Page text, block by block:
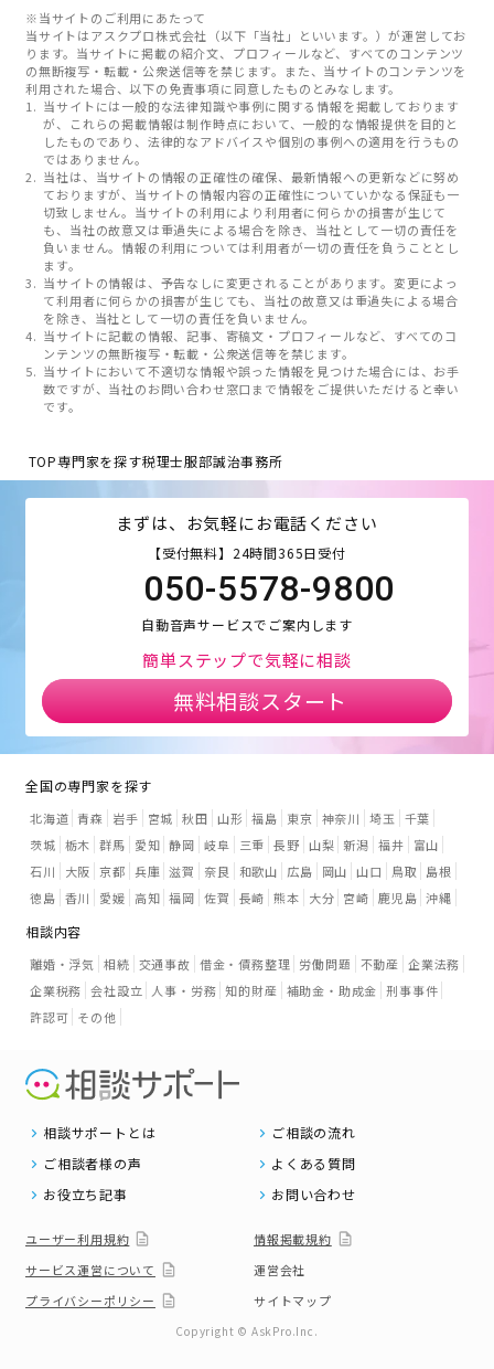
※当サイトのご利用にあたって
当サイトはアスクプロ株式会社（以下「当社」といいます。）が運営してお
ります。当サイトに掲載の紹介文、プロフィールなど、すべてのコンテンツ
の無断複写・転載・公衆送信等を禁じます。また、当サイトのコンテンツを
利用された場合、以下の免責事項に同意したものとみなします。
当サイトには一般的な法律知識や事例に関する情報を掲載しております
が、これらの掲載情報は制作時点において、一般的な情報提供を目的と
したものであり、法律的なアドバイスや個別の事例への適用を行うもの
ではありません。
当社は、当サイトの情報の正確性の確保、最新情報への更新などに努め
ておりますが、当サイトの情報内容の正確性についていかなる保証も一
切致しません。当サイトの利用により利用者に何らかの損害が生じて
も、当社の故意又は重過失による場合を除き、当社として一切の責任を
負いません。情報の利用については利用者が一切の責任を負うこととし
ます。
当サイトの情報は、予告なしに変更されることがあります。変更によっ
て利用者に何らかの損害が生じても、当社の故意又は重過失による場合
を除き、当社として一切の責任を負いません。
当サイトに記載の情報、記事、寄稿文・プロフィールなど、すべてのコ
ンテンツの無断複写・転載・公衆送信等を禁じます。
当サイトにおいて不適切な情報や誤った情報を見つけた場合には、お手
数ですが、当社のお問い合わせ窓口まで情報をご提供いただけると幸い
です。
TOP専門家を探す税理士服部誠治事務所
まずは、お気軽にお電話ください
【受付無料】24時間365日受付
050-5578-9800
自動音声サービスでご案内します
簡単ステップで気軽に相談
無料相談スタート
全国の専門家を探す
北海道 青森 岩手 宮城 秋田 山形 福島 東京 神奈川 埼玉
千葉
茨城 栃木 群馬 愛知 静岡 岐阜 三重 長野 山梨 新潟 福井
富山
石川
大阪 京都 兵庫 滋賀 奈良 和歌山 広島 岡山 山口 鳥取
島根
徳島 香川 愛媛 高知 福岡 佐賀 長崎 熊本 大分 宮崎 鹿児島 沖縄
相談内容
離婚・浮気 相続 交通事故 借金・債務整理 労働問題 不動産 企業法務
企業税務 会社設立 人事・労務 知的財産 補助金・助成金 刑事事件
許認可 その他
相談サポートとは
ご相談の流れ
ご相談者様の声
よくある質問
お役立ち記事
お問い合わせ
ユーザー利用規約
情報掲載規約
サービス運営について
運営会社
プライバシーポリシー
サイトマップ
Copyright © AskPro.Inc.